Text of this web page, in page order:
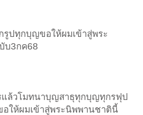
ปทุกบุญขอให้ผมเข้าสู่พระ
บ3กค68
แล้วโมทนาบุญสาธุทุกบุญทุกรฟุป
ให้ผมเข้าสู่พระนิพพานชาตินี้